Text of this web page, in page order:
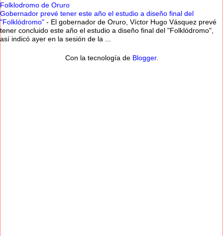
Folklodromo de Oruro
Gobernador prevé tener este año el estudio a diseño final del
"Folklódromo" - El gobernador de Oruro, Víctor Hugo Vásquez prevé
tener concluido este año el estudio a diseño final del "Folklódromo",
así indicó ayer en la sesión de la ...
Con la tecnología de Blogger.